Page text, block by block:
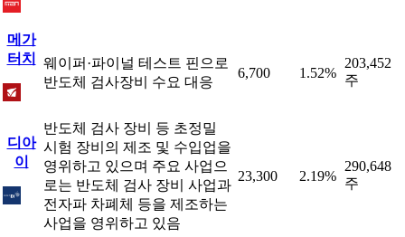
메가
터치
웨이퍼·파이널 테스트 핀으로
반도체 검사장비 수요 대응
6,700 1.52%
203,452
주
디아
이
반도체 검사 장비 등 초정밀
시험 장비의 제조 및 수입업을
영위하고 있으며 주요 사업으
로는 반도체 검사 장비 사업과
전자파 차폐체 등을 제조하는
사업을 영위하고 있음
23,300 2.19%
290,648
주